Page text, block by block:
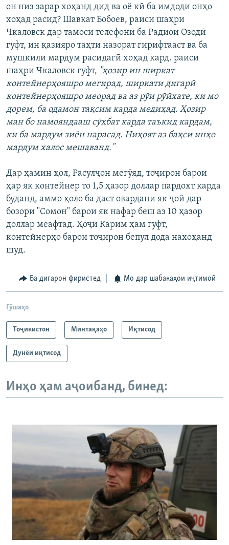
он низ зарар хоҳанд дид ва оё кӣ ба имдоди онҳо
хоҳад расид? Шавкат Бобоев, раиси шаҳри
Чкаловск дар тамоси телефонӣ ба Радиои Озодӣ
гуфт, ин қазияро таҳти назорат гирифтааст ва ба
мушкили мардум расидагӣ хоҳад кард. раиси
шаҳри Чкаловск гуфт, "ҳозир ин ширкат
контейнерҳояшро мегирад, ширкати дигарӣ
контейнерҳояшро меорад ва аз рӯи рӯйхате, ки мо
дорем, ба одамон тақсим карда медиҳад. Ҳозир
ман бо намояндааш сӯҳбат карда таъкид кардам,
ки ба мардум зиён нарасад. Ниҳоят аз баҳси инҳо
мардум халос мешаванд."
Дар ҳамин ҳол, Расулҷон мегӯяд, тоҷирон барои
ҳар як контейнер то 1,5 ҳазор доллар пардохт карда
буданд, аммо ҳоло ба даст овардани як ҷой дар
бозори "Сомон" барои як нафар беш аз 10 ҳазор
доллар меафтад. Ҳоҷӣ Карим ҳам гуфт,
контейнерҳо барои тоҷирон бепул дода нахоҳанд
шуд.
Ба дигарон фиристед Мо дар шабакаҳои иҷтимоӣ
Гӯшаҳо
Тоҷикистон Минтақаҳо Иқтисод
Дунёи иқтисод
Инҳо ҳам аҷоибанд, бинед: